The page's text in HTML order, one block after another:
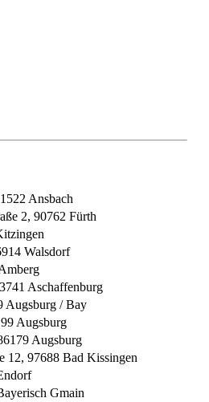
Ansbach
2, 90762 Fürth
Walsdorf
Aschaffenburg
Augsburg / Bay
Augsburg
Augsburg
12, 97688 Bad Kissingen
Gmain